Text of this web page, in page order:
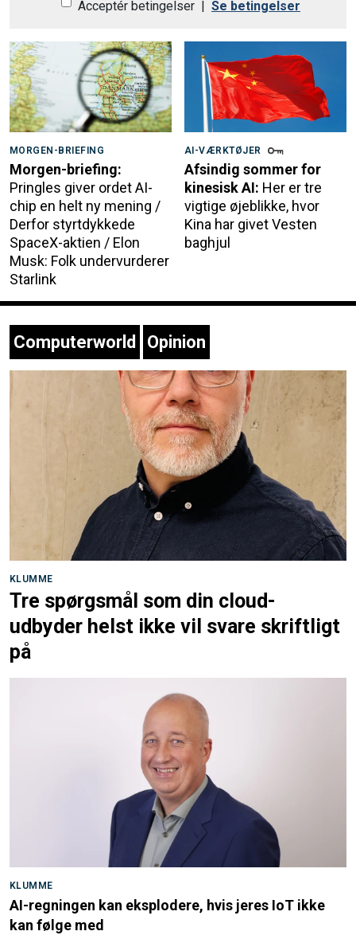
Acceptér betingelser | Se betingelser
MORGEN-BRIEFING
Morgen-briefing:
Pringles giver ordet AI-
chip en helt ny mening /
Derfor styrtdykkede
SpaceX-aktien / Elon
Musk: Folk undervurderer
Starlink
AI-VÆRKTØJER
Afsindig sommer for
kinesisk AI: Her er tre
vigtige øjeblikke, hvor
Kina har givet Vesten
baghjul
Computerworld Opinion
KLUMME
Tre spørgsmål som din cloud-
udbyder helst ikke vil svare skriftligt
på
KLUMME
AI-regningen kan eksplodere, hvis jeres IoT ikke
kan følge med